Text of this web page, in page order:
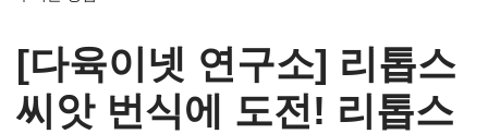
[다육이넷 연구소] 리톱스
씨앗 번식에 도전! 리톱스